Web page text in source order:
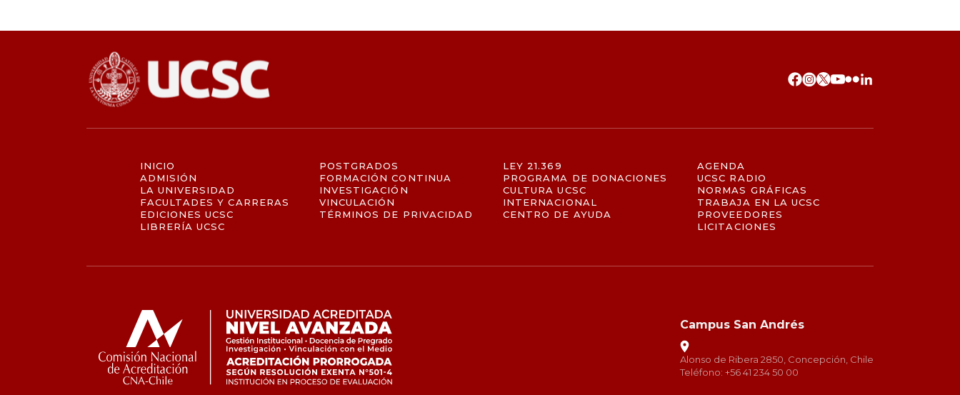
INICIO
ADMISIÓN
LA UNIVERSIDAD
FACULTADES Y CARRERAS
EDICIONES UCSC
LIBRERÍA UCSC
POSTGRADOS
FORMACIÓN CONTINUA
INVESTIGACIÓN
VINCULACIÓN
TÉRMINOS DE PRIVACIDAD
LEY 21.369
PROGRAMA DE DONACIONES
CULTURA UCSC
INTERNACIONAL
CENTRO DE AYUDA
AGENDA
UCSC RADIO
NORMAS GRÁFICAS
TRABAJA EN LA UCSC
PROVEEDORES
LICITACIONES
Campus San Andrés
Alonso de Ribera 2850, Concepción, Chile
Teléfono: +56 41 234 50 00